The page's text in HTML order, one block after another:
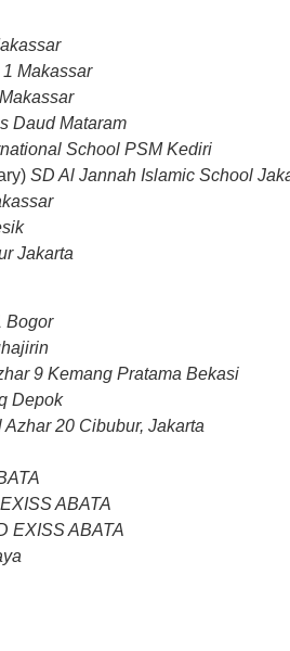
Makassar
Daud Mataram
School PSM Kediri
SD Al Jannah Islamic School
Jakarta
Bogor
9 Kemang Pratama Bekasi
Depok
Azhar 20 Cibubur, Jakarta
ABATA
EXISS ABATA